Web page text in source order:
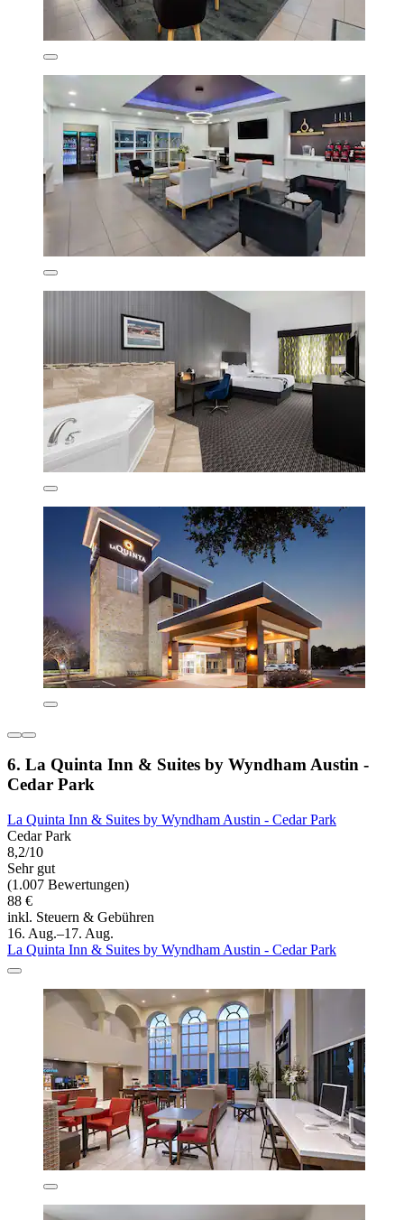
6. La Quinta Inn & Suites by Wyndham Austin -
Cedar Park
La Quinta Inn & Suites by Wyndham Austin - Cedar Park
Cedar Park
8,2/10
Sehr gut
(1.007 Bewertungen)
88 €
inkl. Steuern & Gebühren
16. Aug.–17. Aug.
La Quinta Inn & Suites by Wyndham Austin - Cedar Park